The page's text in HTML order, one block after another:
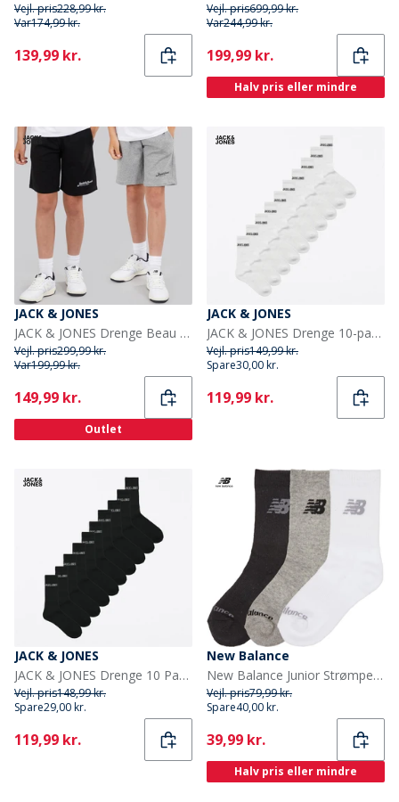
Vejl. pris228,99 kr.
Var174,99 kr.
Current
139,99 kr.
Vejl. pris699,99 kr.
Var244,99 kr.
Current
199,99 kr.
Halv pris eller mindre
JACK & JONES
JACK & JONES Drenge Beau To Pak Shorts Sort
Vejl. pris299,99 kr.
Var199,99 kr.
Current
149,99 kr.
Outlet
JACK & JONES
JACK & JONES Drenge 10-pak Regen Tennissokker Hvid
Vejl. pris149,99 kr.
Spare30,00 kr.
Current
119,99 kr.
JACK & JONES
JACK & JONES Drenge 10 Par Regn Tennissokker Sorte
Vejl. pris148,99 kr.
Spare29,00 kr.
Current
119,99 kr.
New Balance
New Balance Junior Strømper med Polstring 3-Pak Multi
Vejl. pris79,99 kr.
Spare40,00 kr.
Current
39,99 kr.
Halv pris eller mindre